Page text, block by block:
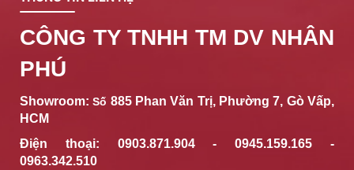
CÔNG TY TNHH TM DV NHÂN
PHÚ
Showroom:Số 885 Phan Văn Trị, Phường 7, Gò Vấp,
HCM
Điện thoại: 0903.871.904 - 0945.159.165 -
0963.342.510